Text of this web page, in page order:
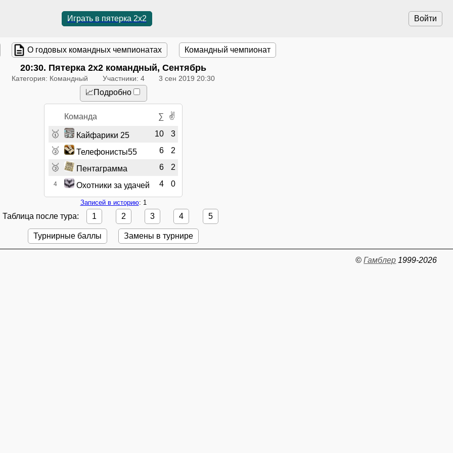
Войти
Играть в пятерка 2x2
О годовых командных чемпионатах Командный чемпионат
20:30. Пятерка 2x2 командный, Сентябрь
Категория: Командный Участники: 4 3 сен 2019 20:30
📈Подробно
Команда ∑ ✌
🥇 Кайфарики 25 10 3
🥈 Телефонисты55 6 2
🥉 Пентаграмма 6 2
4 Охотники за удачей 4 0
Записей в историю: 1
Таблица после тура: 1 2 3 4 5
Турнирные баллы Замены в турнире
©Гамблер 1999-2026